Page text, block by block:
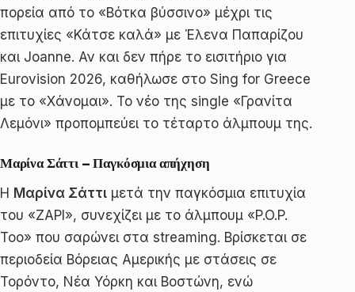
πορεία από το «Βότκα βύσσινο» μέχρι τις
επιτυχίες «Κάτσε καλά» με Έλενα Παπαρίζου
και Joanne. Αν και δεν πήρε το εισιτήριο για
Eurovision 2026, καθήλωσε στο Sing for Greece
με το «Χάνομαι». Το νέο της single «Γρανίτα
Λεμόνι» προπομπεύει το τέταρτο άλμπουμ της.
Μαρίνα Σάττι – Παγκόσμια απήχηση
Η Μαρίνα Σάττι μετά την παγκόσμια επιτυχία
του «ΖΑΡΙ», συνεχίζει με το άλμπουμ «P.O.P.
Too» που σαρώνει στα streaming. Βρίσκεται σε
περιοδεία Βόρειας Αμερικής με στάσεις σε
Τορόντο, Νέα Υόρκη και Βοστώνη, ενώ